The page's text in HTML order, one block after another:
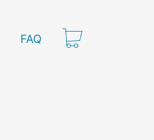
FAQ